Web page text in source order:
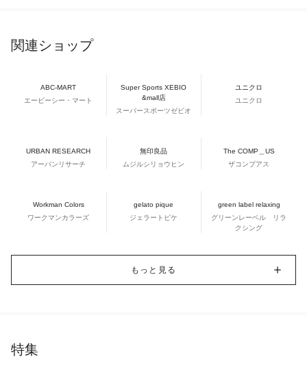
関連ショップ
ABC-MART
エービーシー・マート
Super Sports XEBIO
&mall店
スーパースポーツゼビオ
ユニクロ
ユニクロ
URBAN RESEARCH
アーバンリサーチ
無印良品
ムジルシリョウヒン
The COMP＿US
ザコンプアス
Workman Colors
ワークマンカラーズ
gelato pique
ジェラートピケ
green label relaxing
グリーンレーベル リラ
クシング
もっと見る
特集